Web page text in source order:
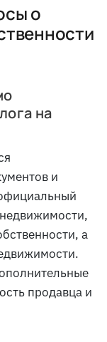
о
на
и
а
продавца и